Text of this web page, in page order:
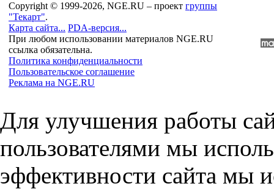
Copyright © 1999-2026, NGE.RU – проект группы
"Текарт".
Карта сайта... PDA-версия...
При любом использовании материалов NGE.RU
ссылка обязательна.
Политика конфиденциальности
Пользовательское соглашение
Реклама на NGE.RU
Для улучшения работы
пользователями мы
эффективности сайта мы